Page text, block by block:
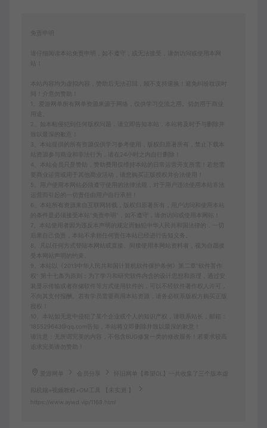
免责申明
请仔细阅读本站免责申明，如不遵守，或无法接受，请勿访问或使用本网
本站内容均为虚拟内容，赞助后无法召回，顾不支持退换！避免纠纷耽误时
间！介意勿赞助！
1、爱游网单所有网单资源来源于网络，仅供学习交流之用。切勿用于商业
2、如本帖侵犯到任何版权问题，请立即告知本站，本站将及时予与删除并
致以最深的歉意！
3、本站提供的所有资源仅供学习参考使用，版权归原著所有，禁止下载本
站资源参与商业和非法行为，请在24小时之内自行删除！
4、本站会员只是赞助，赞助费用仅维持本站的日常运营开支所需！若您需
要商业运营或用于其他商业活动，请您购买正版授权并合法使用！
5、用户使用本网站必须遵守使用的法律法规，对于用户违法使用本站非法
6、本站所有资源来自互联网转载，版权归原著所有，用户访问和使用本站
的条件是必须接受本站“免责申明”，如不遵守，请勿访问或使用本网站！
7、本站使用者因为违反本声明的规定而触犯中华人民共和国法律的，一切
后果自己负责，本站不承担任何责任本站已经进行告知义务。
8、凡以任何方式登陆本网站或直接、间接使用本网站资料者，视为自愿接
受本网站声明的约束。
9、本站以《2013中华人民共和国计算机软件保护条例》第二章"软件菩作
权” 第十七条为原则：为了学习和研究软件内含的设计思想和原理，通过安
装显示传输或者存储软件等方式使用软件的，可以不经软件著作权人许可，
不向其支付报酬。若有学员需要商用本站资源，请务必联系版权方购买正版
10、本站如无意中侵犯了某个企业或个人的知识产权，请联系站长，邮箱：
185529643@qq.com告知，本站将立即删除并致以最深的歉意！
请注意：无所谓完美的内容，不包含BUG修复一类的修改服务！若要求较高
追求完美请勿赞助！
爱游网单 怀旧网单【希望OL】一共收集了三个版本虚
拟机端+视频教程+GM工具 【未实测 】
https://www.aywd.vip/1168.html